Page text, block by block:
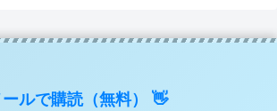
ールで購読（無料） 👋